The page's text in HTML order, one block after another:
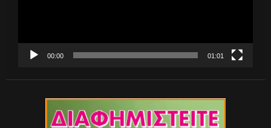
00:00 01:01